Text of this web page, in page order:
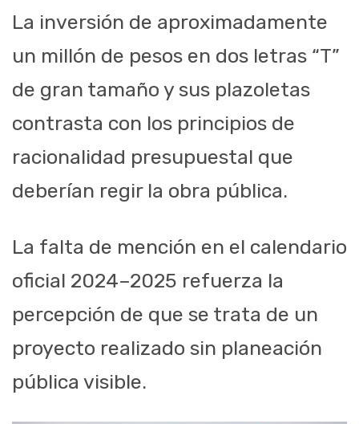
La inversión de aproximadamente
un millón de pesos en dos letras “T”
de gran tamaño y sus plazoletas
contrasta con los principios de
racionalidad presupuestal que
deberían regir la obra pública.
La falta de mención en el calendario
oficial 2024–2025 refuerza la
percepción de que se trata de un
proyecto realizado sin planeación
pública visible.